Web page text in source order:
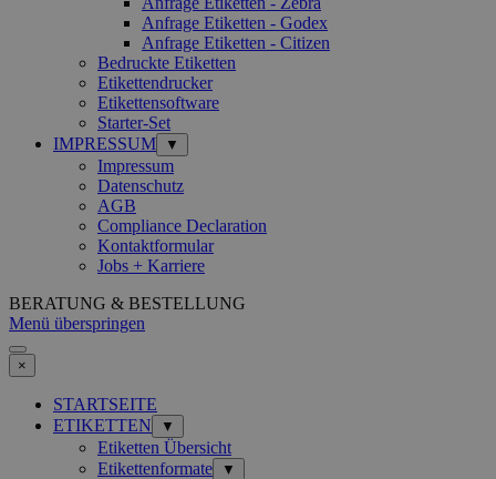
Anfrage Etiketten - Godex
Anfrage Etiketten - Citizen
Bedruckte Etiketten
Etikettendrucker
Etikettensoftware
Starter-Set
IMPRESSUM
▼
Impressum
Datenschutz
AGB
Compliance Declaration
Kontaktformular
Jobs + Karriere
BERATUNG & BESTELLUNG
Menü überspringen
×
STARTSEITE
ETIKETTEN
▼
Etiketten Übersicht
Etikettenformate
▼